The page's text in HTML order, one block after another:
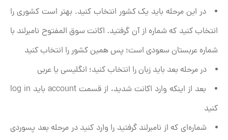
در این مرحله باید یک کشور انتخاب کنید. بهتر است کشوری را
انتخاب کنید که شماره از آن گرفتید. اکانت سوق المفتوح نامبرلند با
شماره عربستان سعودی است؛ پس همین کشور را انتخاب کنید
در مرحله بعد باید زبان را انتخاب کنید؛ انگلیسی یا عربی
بعد از اینکه وارد اکانت شدید، از قسمت account باید log in
کنید
شماره‌ای که از نامبرلند گرفتید را وارد کنید در مرحله بعد پسوردی